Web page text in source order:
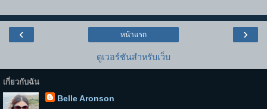
‹ ›
หน้าแรก
ดูเวอร์ชันสำหรับเว็บ
เกี่ยวกับฉัน
Belle Aronson